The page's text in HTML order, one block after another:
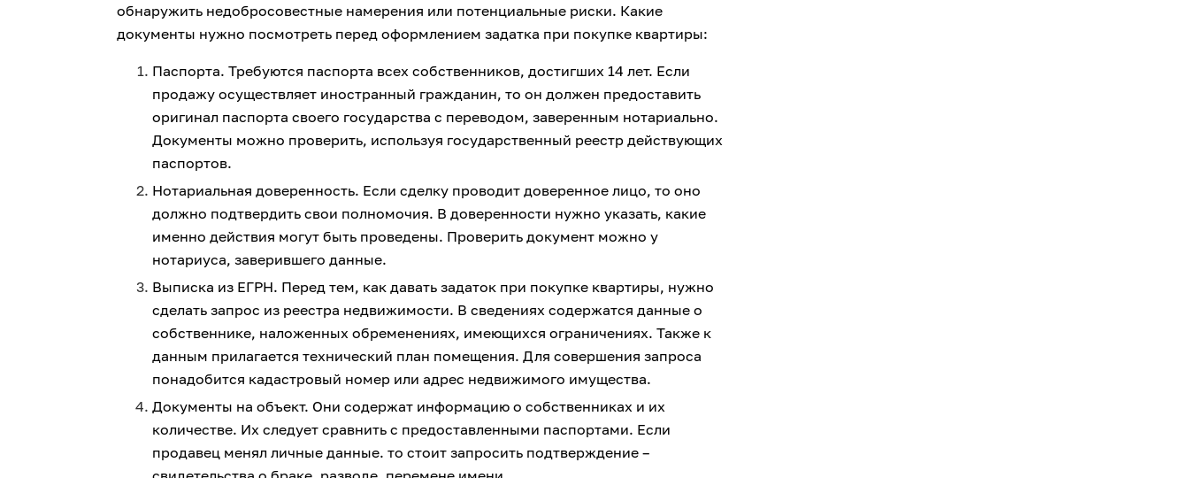
обнаружить недобросовестные намерения или потенциальные риски. Какие
документы нужно посмотреть перед оформлением задатка при покупке квартиры:
Паспорта. Требуются паспорта всех собственников, достигших 14 лет. Если
продажу осуществляет иностранный гражданин, то он должен предоставить
оригинал паспорта своего государства с переводом, заверенным нотариально.
Документы можно проверить, используя государственный реестр действующих
паспортов.
Нотариальная доверенность. Если сделку проводит доверенное лицо, то оно
должно подтвердить свои полномочия. В доверенности нужно указать, какие
именно действия могут быть проведены. Проверить документ можно у
нотариуса, заверившего данные.
Выписка из ЕГРН. Перед тем, как давать задаток при покупке квартиры, нужно
сделать запрос из реестра недвижимости. В сведениях содержатся данные о
собственнике, наложенных обременениях, имеющихся ограничениях. Также к
данным прилагается технический план помещения. Для совершения запроса
понадобится кадастровый номер или адрес недвижимого имущества.
Документы на объект. Они содержат информацию о собственниках и их
количестве. Их следует сравнить с предоставленными паспортами. Если
продавец менял личные данные. то стоит запросить подтверждение –